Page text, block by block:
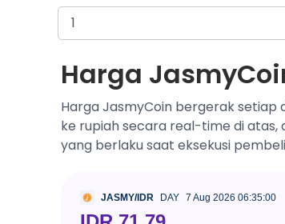
Harga
Harga JasmyCoin bergerak setiap
ke rupiah secara real-time di atas,
yang berlaku saat eksekusi
JASMY/IDR DAY 7 Aug 2026 06:35:00